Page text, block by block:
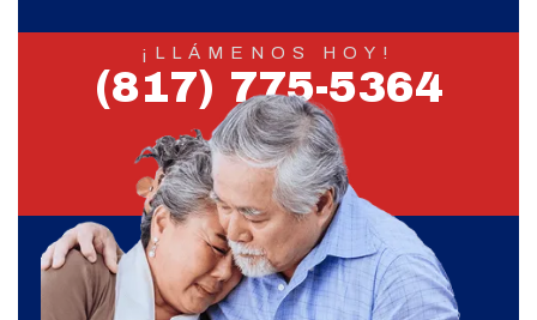
¡LLÁMENOS HOY!
(817) 775-5364